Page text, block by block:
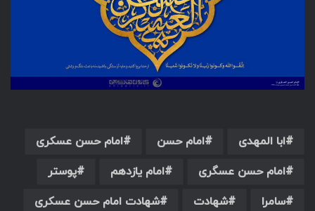
ابا المهدی امام حسن
امام حسن عسکری
امام حسن عسگری
امام یازدهم
پوستر
سامرا
شهادت
شهادت امام حسن عسکری